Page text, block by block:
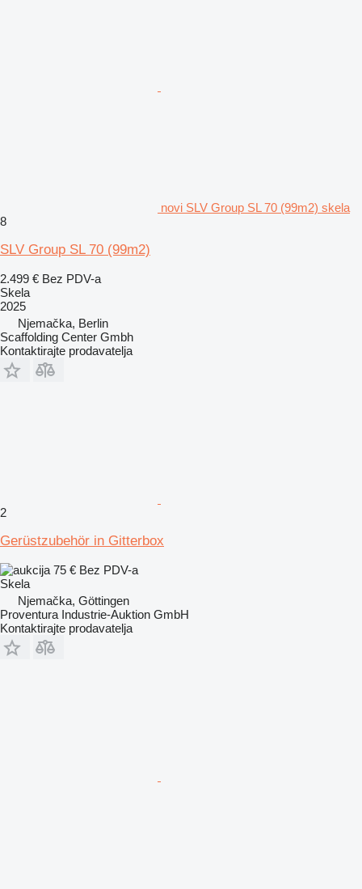
novi SLV Group SL 70 (99m2) skela
8
SLV Group SL 70 (99m2)
2.499 € Bez PDV-a
Skela
2025
Njemačka, Berlin
Scaffolding Center Gmbh
Kontaktirajte prodavatelja
2
Gerüstzubehör in Gitterbox
75 € Bez PDV-a
Skela
Njemačka, Göttingen
Proventura Industrie-Auktion GmbH
Kontaktirajte prodavatelja